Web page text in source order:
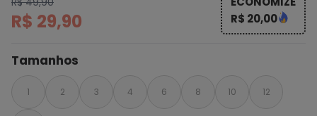
R$ 29,90
R$ 20,00
Tamanhos
1 2 3 4 6 8 10 12